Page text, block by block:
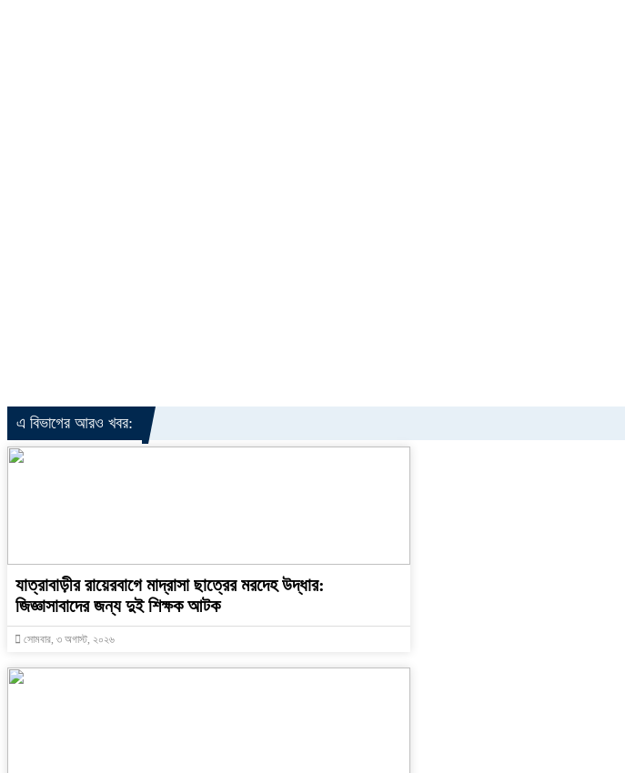
এ বিভাগের আরও খবর:
যাত্রাবাড়ীর রায়েরবাগে মাদ্রাসা ছাত্রের মরদেহ উদ্ধার:
জিজ্ঞাসাবাদের জন্য দুই শিক্ষক আটক
সোমবার, ৩ অগাস্ট, ২০২৬